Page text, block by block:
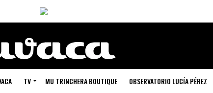
TV MU TRINCHERA BOUTIQUE OBSERVATORIO LUCÍA PÉREZ